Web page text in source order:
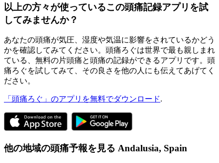
以上の方々が使っているこの頭痛記録アプリを試
してみませんか？
あなたの頭痛が気圧、湿度や気温に影響をされているかどう
かを確認してみてください。頭痛ろぐは世界で最も親しまれ
ている、無料の片頭痛と頭痛の記録ができるアプリです。頭
痛ろぐを試してみて、その良さを他の人にも伝えてあげてく
ださい。
「頭痛ろぐ」のアプリを無料でダウンロード.
他の地域の頭痛予報を見る Andalusia, Spain